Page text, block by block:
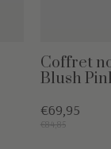
Coffret
Blush
€69,95
€84,85